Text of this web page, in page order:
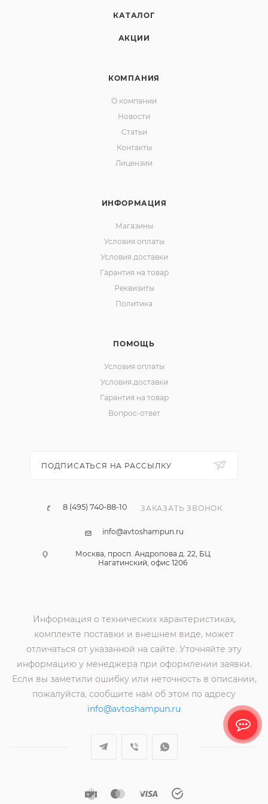
КАТАЛОГ
АКЦИИ
КОМПАНИЯ
О компании
Новости
Статьи
Контакты
Лицензии
ИНФОРМАЦИЯ
Магазины
Условия оплаты
Условия доставки
Гарантия на товар
Реквизиты
Политика
ПОМОЩЬ
Условия оплаты
Условия доставки
Гарантия на товар
Вопрос-ответ
ПОДПИСАТЬСЯ НА РАССЫЛКУ
8 (495) 740-88-10 ЗАКАЗАТЬ ЗВОНОК
info@avtoshampun.ru
Москва, просп. Андропова д. 22, БЦ
Нагатинский, офис 1206
Информация о технических характеристиках,
комплекте поставки и внешнем виде, может
отличаться от указанной на сайте. Уточняйте эту
информацию у менеджера при оформлении заявки.
Если вы заметили ошибку или неточность в описании,
пожалуйста, сообщите нам об этом по адресу
info@avtoshampun.ru